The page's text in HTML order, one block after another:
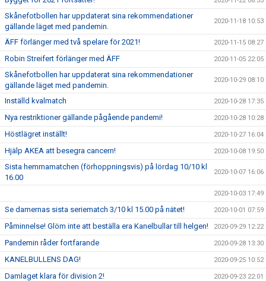
Skånefotbollen har uppdaterat sina rekommendationer
gällande läget med pandemin.
2020-11-18 10:53
ÄFF förlänger med två spelare för 2021! 2020-11-15 08:27
Robin Streifert förlänger med ÄFF 2020-11-05 22:05
Skånefotbollen har uppdaterat sina rekommendationer
gällande läget med pandemin.
2020-10-29 08:10
Inställd kvalmatch 2020-10-28 17:35
Nya restriktioner gällande pågående pandemi! 2020-10-28 10:28
Höstlägret inställt! 2020-10-27 16:04
Hjälp AKEA att besegra cancern! 2020-10-08 19:50
Sista hemmamatchen (förhoppningsvis) på lördag 10/10 kl
16.00
2020-10-07 16:06
2020-10-03 17:49
Se damernas sista seriematch 3/10 kl 15.00 på nätet! 2020-10-01 07:59
Påminnelse! Glöm inte att beställa era Kanelbullar till helgen! 2020-09-29 12:22
Pandemin råder fortfarande 2020-09-28 13:30
KANELBULLENS DAG! 2020-09-25 10:52
Damlaget klara för division 2! 2020-09-23 22:01